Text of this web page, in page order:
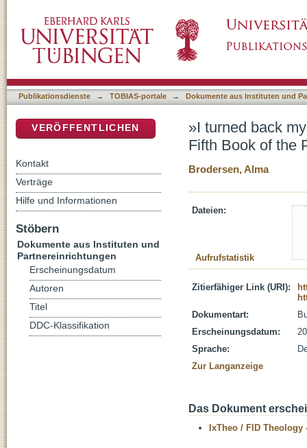
Publikationsdienste → TOBIAS-portale → Dokumente aus Instituten und
»I turned back
Fifth Book of the
Brodersen, Alma
Dateien:
Aufrufstatistik
Zitierfähiger Link (URI):
Dokumentart:
Erscheinungsdatum:
Sprache:
Zur Langanzeige
Das Dokument
IxTheo / FID Theology
VERÖFFENTLICHEN
Kontakt
Verträge
Hilfe und Informationen
Stöbern
Dokumente aus Instituten und
Partnereinrichtungen
Erscheinungsdatum
Autoren
Titel
DDC-Klassifikation